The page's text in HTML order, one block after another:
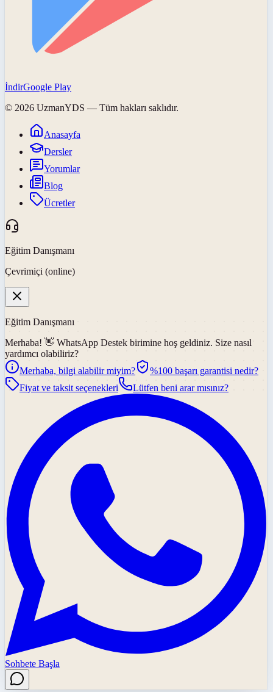
İndirGoogle Play
© 2026 UzmanYDS — Tüm hakları saklıdır.
Anasayfa
Dersler
Yorumlar
Blog
Ücretler
Eğitim Danışmanı
Çevrimiçi (online)
Eğitim Danışmanı
Merhaba! 👋 WhatsApp Destek birimine hoş geldiniz. Size nasıl
yardımcı olabiliriz?
Merhaba, bilgi alabilir miyim?
%100 başarı garantisi nedir?
Fiyat ve taksit seçenekleri
Lütfen beni arar mısınız?
Sohbete Başla